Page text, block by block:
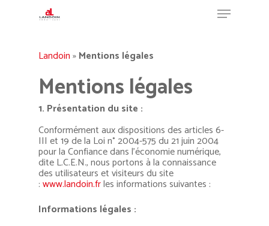
Hit enter to search or ESC to close
Landoin»Mentions légales
Mentions légales
1. Présentation du site :
Conformément aux dispositions des articles 6-
III et 19 de la Loi n° 2004-575 du 21 juin 2004
pour la Confiance dans l’économie numérique,
dite L.C.E.N., nous portons à la connaissance
des utilisateurs et visiteurs du site
:www.landoin.frles informations suivantes :
Informations légales :